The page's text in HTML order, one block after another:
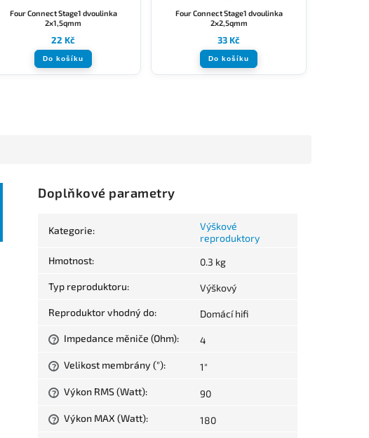
Four Connect Stage1 dvoulinka
2x1,5qmm
22 Kč
Do košíku
Four Connect Stage1 dvoulinka
2x2,5qmm
33 Kč
Do košíku
Doplňkové parametry
Kategorie:
Výškové
reproduktory
Hmotnost: 0.3 kg
Typ reproduktoru: Výškový
Reproduktor vhodný do: Domácí hifi
? Impedance měniče (Ohm): 4
? Velikost membrány ("): 1"
? Výkon RMS (Watt): 90
? Výkon MAX (Watt): 180